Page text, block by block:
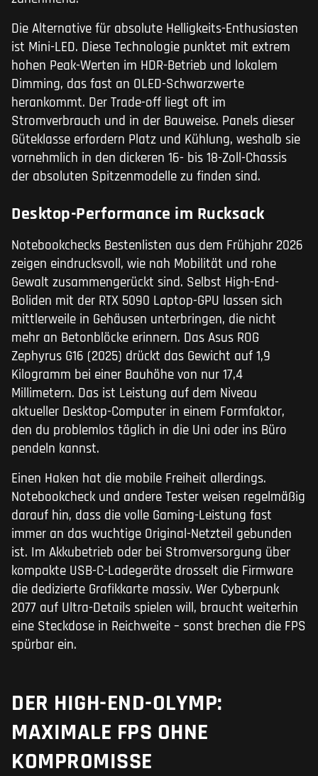
Die Alternative für absolute Helligkeits-Enthusiasten
ist Mini-LED. Diese Technologie punktet mit extrem
hohen Peak-Werten im HDR-Betrieb und lokalem
Dimming, das fast an OLED-Schwarzwerte
herankommt. Der Trade-off liegt oft im
Stromverbrauch und in der Bauweise. Panels dieser
Güteklasse erfordern Platz und Kühlung, weshalb sie
vornehmlich in den dickeren 16- bis 18-Zoll-Chassis
der absoluten Spitzenmodelle zu finden sind.
Desktop-Performance im Rucksack
Notebookchecks Bestenlisten aus dem Frühjahr 2026
zeigen eindrucksvoll, wie nah Mobilität und rohe
Gewalt zusammengerückt sind. Selbst High-End-
Boliden mit der RTX 5090 Laptop-GPU lassen sich
mittlerweile in Gehäusen unterbringen, die nicht
mehr an Betonblöcke erinnern. Das Asus ROG
Zephyrus G16 (2025) drückt das Gewicht auf 1,9
Kilogramm bei einer Bauhöhe von nur 17,4
Millimetern. Das ist Leistung auf dem Niveau
aktueller Desktop-Computer in einem Formfaktor,
den du problemlos täglich in die Uni oder ins Büro
pendeln kannst.
Einen Haken hat die mobile Freiheit allerdings.
Notebookcheck und andere Tester weisen regelmäßig
darauf hin, dass die volle Gaming-Leistung fast
immer an das wuchtige Original-Netzteil gebunden
ist. Im Akkubetrieb oder bei Stromversorgung über
kompakte USB-C-Ladegeräte drosselt die Firmware
die dedizierte Grafikkarte massiv. Wer Cyberpunk
2077 auf Ultra-Details spielen will, braucht weiterhin
eine Steckdose in Reichweite – sonst brechen die FPS
spürbar ein.
DER HIGH-END-OLYMP:
MAXIMALE FPS OHNE
KOMPROMISSE